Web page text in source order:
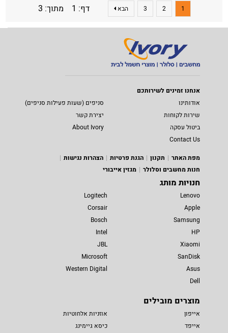
1
2
3 הבא דף: 1 מתוך: 3
אנחנו זמינים לשירותכם
אודותינו
סניפים (שעות פעילות סניפים)
שירות לקוחות
יצירת קשר
ביטול עסקה
About Ivory
Contact Us
מפת האתר
תקנון הגנת פרטיות
הצהרות נגישות
חנות מחשבים וסלולר
מגזין אייבורי
חנויות מותג
Lenovo
Apple
Samsung
HP
Xiaomi
SanDisk
Asus
Dell
Logitech
Corsair
Bosch
Intel
JBL
Microsoft
Western Digital
מוצרים מובילים
אייפון
אייפד
אוזניות אלחוטיות
כיסא גיימינג